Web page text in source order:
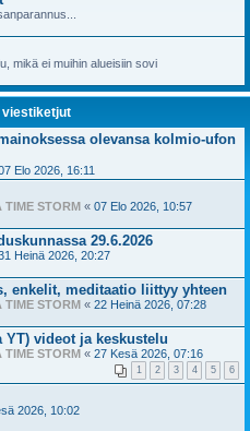
mikä ei muihin alueisiin sovi
olevansa kolmio-ufon
Elo 2026, 16:11
TIME STORM « 07 Elo 2026, 10:57
29.6.2026
Heinä 2026, 20:27
enkelit, meditaatio liittyy yhteen
TIME STORM « 22 Heinä 2026, 07:28
YT) videot ja keskustelu
TIME STORM « 27 Kesä 2026, 07:16
1 2 3 4 5 6
2026, 10:02